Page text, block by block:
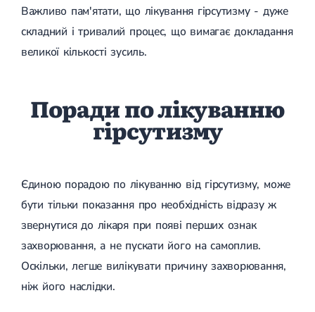
Важливо пам'ятати, що лікування гірсутизму - дуже
складний і тривалий процес, що вимагає докладання
великої кількості зусиль.
Поради по лікуванню
гірсутизму
Єдиною порадою по лікуванню від гірсутизму, може
бути тільки показання про необхідність відразу ж
звернутися до лікаря при появі перших ознак
захворювання, а не пускати його на самоплив.
Оскільки, легше вилікувати причину захворювання,
ніж його наслідки.